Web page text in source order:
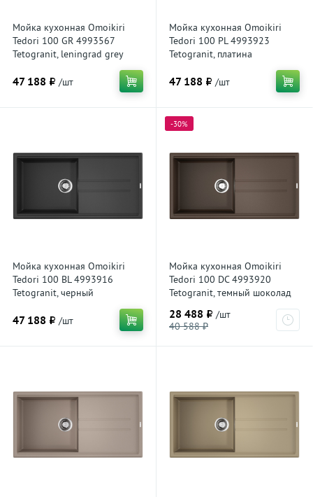
Мойка кухонная Omoikiri
Tedori 100 GR 4993567
Tetogranit, leningrad grey
47 188 ₽ /шт
Мойка кухонная Omoikiri
Tedori 100 PL 4993923
Tetogranit, платина
47 188 ₽ /шт
Мойка кухонная Omoikiri
Tedori 100 BL 4993916
Tetogranit, черный
47 188 ₽ /шт
-30%
Мойка кухонная Omoikiri
Tedori 100 DС 4993920
Tetogranit, темный шоколад
28 488 ₽ /шт
40 588 ₽